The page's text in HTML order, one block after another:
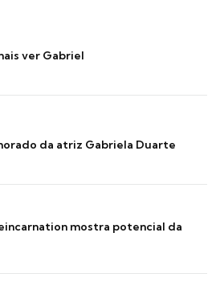
ver Gabriel
da atriz Gabriela Duarte
mostra potencial da